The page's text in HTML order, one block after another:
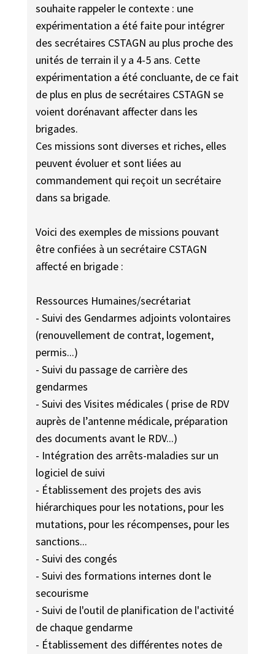
souhaite rappeler le contexte : une
expérimentation a été faite pour intégrer
des secrétaires CSTAGN au plus proche des
unités de terrain il y a 4-5 ans. Cette
expérimentation a été concluante, de ce fait
de plus en plus de secrétaires CSTAGN se
voient dorénavant affecter dans les
brigades.
Ces missions sont diverses et riches, elles
peuvent évoluer et sont liées au
commandement qui reçoit un secrétaire
dans sa brigade.
Voici des exemples de missions pouvant
être confiées à un secrétaire CSTAGN
affecté en brigade :
Ressources Humaines/secrétariat
- Suivi des Gendarmes adjoints volontaires
(renouvellement de contrat, logement,
permis...)
- Suivi du passage de carrière des
gendarmes
- Suivi des Visites médicales ( prise de RDV
auprès de l’antenne médicale, préparation
des documents avant le RDV...)
- Intégration des arrêts-maladies sur un
logiciel de suivi
- Établissement des projets des avis
hiérarchiques pour les notations, pour les
mutations, pour les récompenses, pour les
sanctions...
- Suivi des congés
- Suivi des formations internes dont le
secourisme
- Suivi de l'outil de planification de l'activité
de chaque gendarme
- Établissement des différentes notes de